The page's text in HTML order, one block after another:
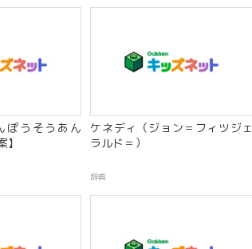
ぽうそうあん
】
ケネディ（ジョン＝フィツジェ
ラルド＝）
辞典